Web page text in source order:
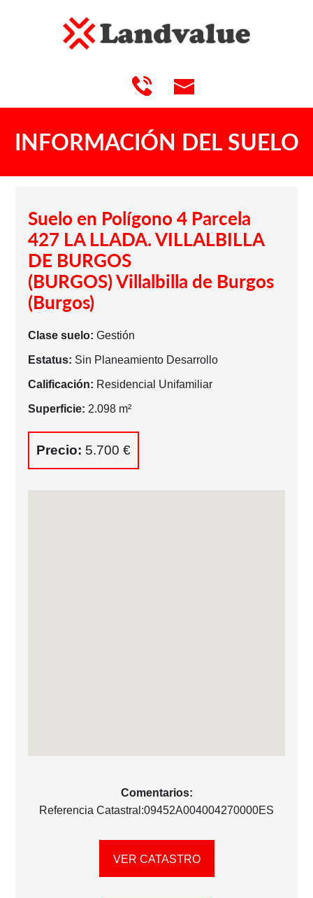
INFORMACIÓN DEL SUELO
Suelo en Polígono 4 Parcela
427 LA LLADA. VILLALBILLA
DE BURGOS
(BURGOS) Villalbilla de Burgos
(Burgos)
Clase suelo: Gestión
Estatus: Sin Planeamiento Desarrollo
Calificación: Residencial Unifamiliar
Superficie: 2.098 m²
Precio: 5.700 €
Comentarios:
Referencia Catastral:09452A004004270000ES
VER CATASTRO